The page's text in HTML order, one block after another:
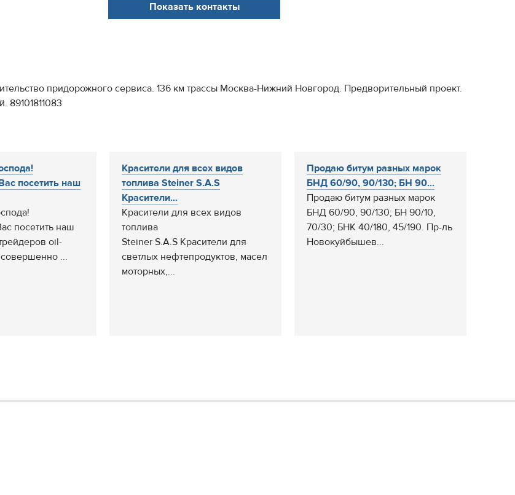
Показать контакты
придорожного сервиса. 136 км трассы Москва-Нижний Новгород. Предворительный проект.
89101811083
посетить наш
посетить наш
oil-
...
Красители для всех видов
топлива Steiner S.A.S
Красители...
Красители для всех видов
топлива
Steiner S.A.S Красители для
светлых нефтепродуктов, масел
моторных,...
Продаю битум разных марок
БНД 60/90, 90/130; БН 90...
Продаю битум разных марок
БНД 60/90, 90/130; БН 90/10,
70/30; БНК 40/180, 45/190. Пр-ль
Новокуйбышев...